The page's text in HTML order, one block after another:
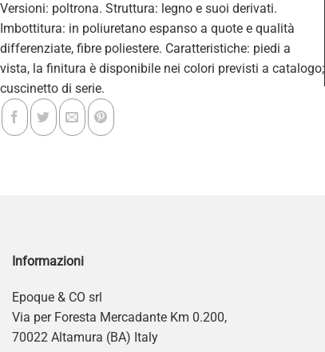
Versioni: poltrona. Struttura: legno e suoi derivati.
Imbottitura: in poliuretano espanso a quote e qualità
differenziate, fibre poliestere. Caratteristiche: piedi a
vista, la finitura è disponibile nei colori previsti a catalogo;
cuscinetto di serie.
Informazioni
Epoque & CO srl
Via per Foresta Mercadante Km 0.200,
70022 Altamura (BA) Italy